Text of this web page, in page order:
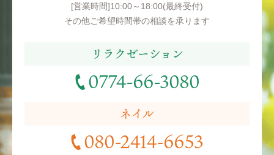
[営業時間]10:00～18:00(最終受付)
その他ご希望時間帯の相談を承ります
リラクゼーション
0774-66-3080
ネイル
080-2414-6653